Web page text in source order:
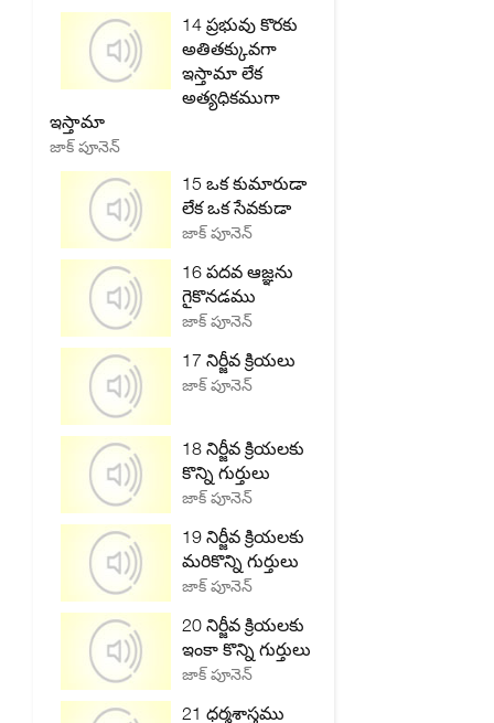
14 ప్రభువు కొరకు
అతితక్కువగా
ఇస్తామా లేక
అత్యధికముగా
ఇస్తామా
జాక్ పూనెన్
15 ఒక కుమారుడా
లేక ఒక సేవకుడా
జాక్ పూనెన్
16 పదవ ఆజ్ఞను
గైకొనడము
జాక్ పూనెన్
17 నిర్జీవ క్రియలు
జాక్ పూనెన్
18 నిర్జీవ క్రియలకు
కొన్ని గుర్తులు
జాక్ పూనెన్
19 నిర్జీవ క్రియలకు
మరికొన్ని గుర్తులు
జాక్ పూనెన్
20 నిర్జీవ క్రియలకు
ఇంకా కొన్ని గుర్తులు
జాక్ పూనెన్
21 ధర్మశాస్త్రము